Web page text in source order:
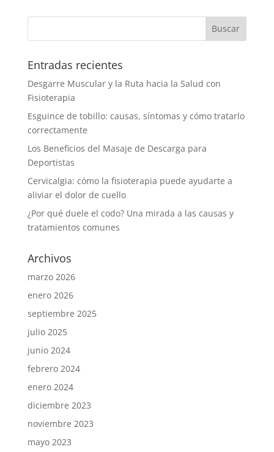
Entradas recientes
Desgarre Muscular y la Ruta hacia la Salud con
Fisioterapia
Esguince de tobillo: causas, síntomas y cómo tratarlo
correctamente
Los Beneficios del Masaje de Descarga para
Deportistas
Cervicalgia: cómo la fisioterapia puede ayudarte a
aliviar el dolor de cuello
¿Por qué duele el codo? Una mirada a las causas y
tratamientos comunes
Archivos
marzo 2026
enero 2026
septiembre 2025
julio 2025
junio 2024
febrero 2024
enero 2024
diciembre 2023
noviembre 2023
mayo 2023